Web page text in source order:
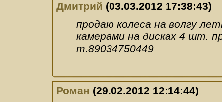
Дмитрий (03.03.2012 17:38:43)
продаю колеса на волгу
камерами на дисках 4 шт.
т.89034750449
Роман (29.02.2012 12:14:44)